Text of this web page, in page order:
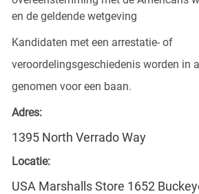
en de geldende wetgeving
Kandidaten met een arrestatie- of
veroordelingsgeschiedenis worden in
genomen voor een baan.
Adres:
1395 North Verrado Way
Locatie:
USA Marshalls Store 1652